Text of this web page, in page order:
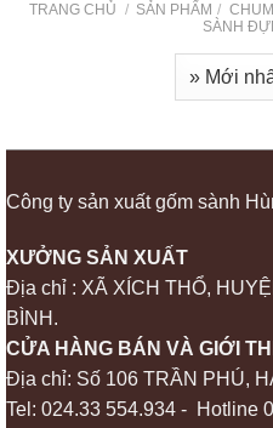
TRANG CHỦ / SẢN PHẨM /
SÀNH
Công ty sản xuất gốm sành
XƯỞNG SẢN XUẤT
Địa chỉ : XÃ XÍCH THỔ,
BÌNH.
CỬA HÀNG BÁN VÀ GIỚI
Địa chỉ: Số 106 TRẦN PHÚ,
Tel: 024.33 554.934 - Hotline